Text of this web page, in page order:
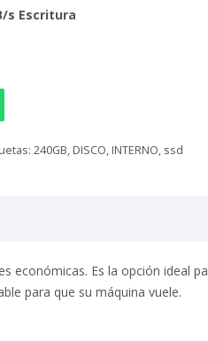
s Escritura
240GB, DISCO, INTERNO, ssd
económicas. Es la opción ideal
para que su máquina vuele.